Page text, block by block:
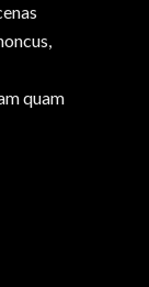
quam